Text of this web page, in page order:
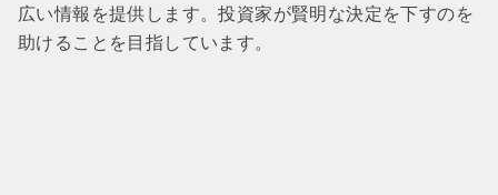
広い情報を提供します。投資家が賢明な決定を下すのを
助けることを目指しています。